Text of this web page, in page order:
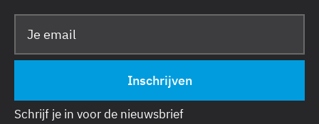
Schrijf je in voor de nieuwsbrief